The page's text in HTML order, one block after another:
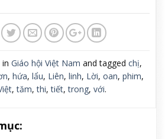
Giáo hội Việt Nam and tagged chị,
, hứa, lẩu, Liên, linh, Lời, oan, phim,
,tăm,thi,tiết,trong, với.